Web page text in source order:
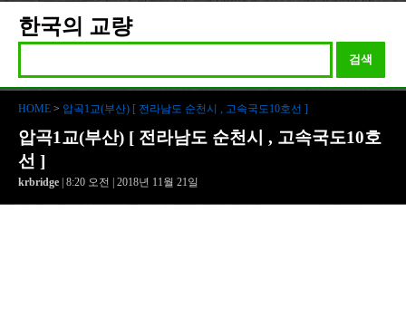
한국의 교량
검색
HOME > 압곡1교(부산) [ 전라남도 순천시 , 고속국도10호선 ]
압곡1교(부산) [ 전라남도 순천시 , 고속국도10호
선 ]
krbridge | 8:20 오전 | 2018년 11월 21일